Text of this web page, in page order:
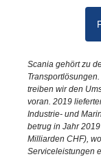
Scania gehört zu
treiben wir den
voran. 2019
Industrie- und
betrug in Jahr
Milliarden CHF),
Serviceleistungen